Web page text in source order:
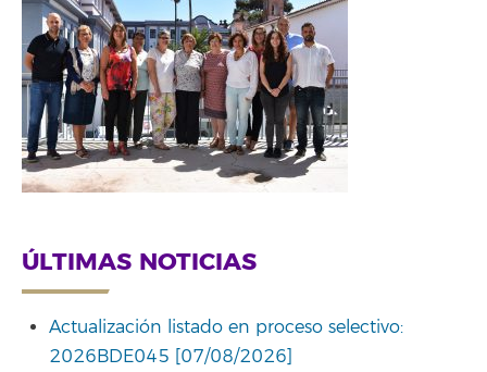
ÚLTIMAS NOTICIAS
Actualización listado en proceso selectivo:
2026BDE045 [07/08/2026]